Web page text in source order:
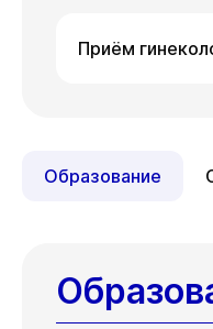
Приём
Чт
Образование